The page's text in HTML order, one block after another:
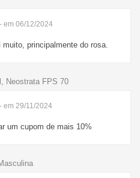
- em 06/12/2024
principalmente do rosa.
Neostrata FPS 70
- em 29/11/2024
um cupom de mais 10%